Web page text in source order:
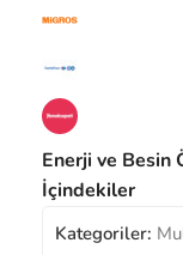
Enerji ve Besin
İçindekiler
Kategoriler: